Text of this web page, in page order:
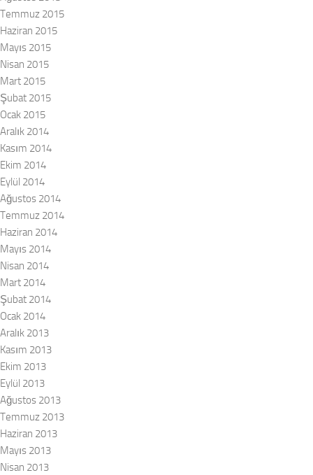
Temmuz 2015
Haziran 2015
Mayıs 2015
Nisan 2015
Mart 2015
Şubat 2015
Ocak 2015
Aralık 2014
Kasım 2014
Ekim 2014
Eylül 2014
Ağustos 2014
Temmuz 2014
Haziran 2014
Mayıs 2014
Nisan 2014
Mart 2014
Şubat 2014
Ocak 2014
Aralık 2013
Kasım 2013
Ekim 2013
Eylül 2013
Ağustos 2013
Temmuz 2013
Haziran 2013
Mayıs 2013
Nisan 2013